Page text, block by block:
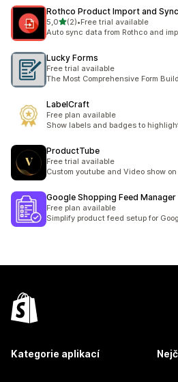
Rothco Product Import and Sync
5,0z 5 hvězd
(2)
Celkový počet recenzí: 2
•Free trial available
Auto sync data from Rothco and
Lucky Forms
Free trial available
The Most Comprehensive Form
LabelCraft
Free plan available
Show labels and badges to
ProductTube
Free trial available
Custom youtube and Video show
Google Shopping Feed Manager
Free plan available
Simplify product feed setup for
Kategorie aplikací